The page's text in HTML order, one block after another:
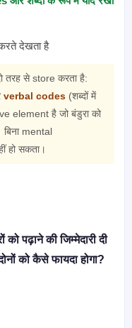
देखता है
तरह से store करता है:
verbal codes (शब्दों में
element है जो बंडुरा को
mental
हो सकता।
को पढ़ाने की जिम्मेदारी दी
को कैसे फायदा होगा?